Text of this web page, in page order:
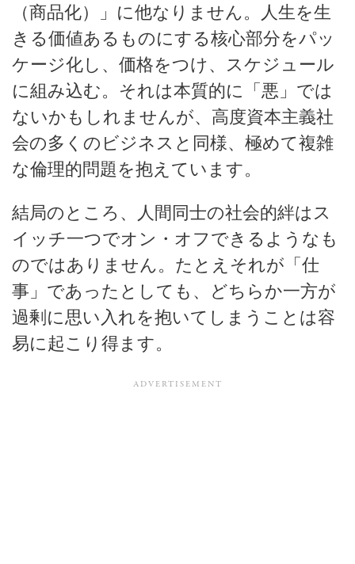
（商品化）」に他なりません。人生を生
きる価値あるものにする核心部分をパッ
ケージ化し、価格をつけ、スケジュール
に組み込む。それは本質的に「悪」では
ないかもしれませんが、高度資本主義社
会の多くのビジネスと同様、極めて複雑
な倫理的問題を抱えています。
結局のところ、人間同士の社会的絆はス
イッチ一つでオン・オフできるようなも
のではありません。たとえそれが「仕
事」であったとしても、どちらか一方が
過剰に思い入れを抱いてしまうことは容
易に起こり得ます。